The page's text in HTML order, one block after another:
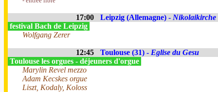
17:00 Leipzig (Allemagne) - Nikolaikirche
festival Bach de Leipzig
Wolfgang Zerer
12:45 Toulouse (31) - Eglise du Gesu
Toulouse les orgues - déjeuners d'orgue
Marylin Revel mezzo
Adam Kecskes orgue
Liszt, Kodaly, Koloss